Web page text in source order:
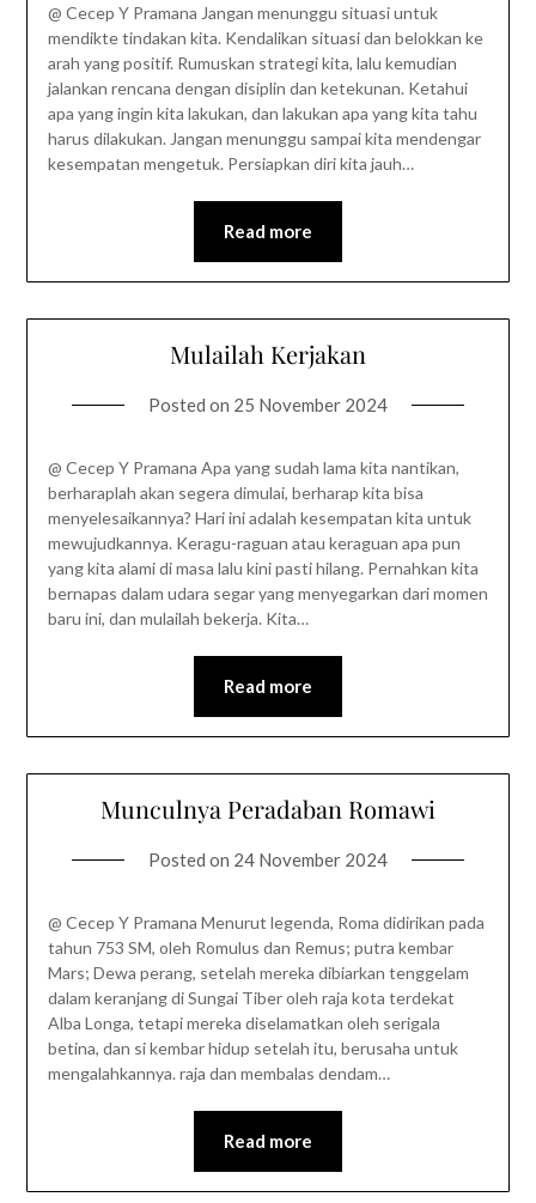
@ Cecep Y Pramana Jangan menunggu situasi untuk
mendikte tindakan kita. Kendalikan situasi dan belokkan ke
arah yang positif. Rumuskan strategi kita, lalu kemudian
jalankan rencana dengan disiplin dan ketekunan. Ketahui
apa yang ingin kita lakukan, dan lakukan apa yang kita tahu
harus dilakukan. Jangan menunggu sampai kita mendengar
kesempatan mengetuk. Persiapkan diri kita jauh…
Read more
Mulailah Kerjakan
Posted on 25 November 2024
@ Cecep Y Pramana Apa yang sudah lama kita nantikan,
berharaplah akan segera dimulai, berharap kita bisa
menyelesaikannya? Hari ini adalah kesempatan kita untuk
mewujudkannya. Keragu-raguan atau keraguan apa pun
yang kita alami di masa lalu kini pasti hilang. Pernahkan kita
bernapas dalam udara segar yang menyegarkan dari momen
baru ini, dan mulailah bekerja. Kita…
Read more
Munculnya Peradaban Romawi
Posted on 24 November 2024
@ Cecep Y Pramana Menurut legenda, Roma didirikan pada
tahun 753 SM, oleh Romulus dan Remus; putra kembar
Mars; Dewa perang, setelah mereka dibiarkan tenggelam
dalam keranjang di Sungai Tiber oleh raja kota terdekat
Alba Longa, tetapi mereka diselamatkan oleh serigala
betina, dan si kembar hidup setelah itu, berusaha untuk
mengalahkannya. raja dan membalas dendam…
Read more